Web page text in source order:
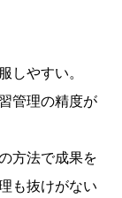
しやすい。
管理の精度が
方法で成果を
も抜けがない